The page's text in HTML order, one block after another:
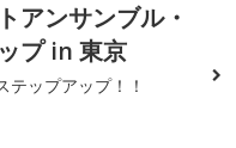
アンサンブル・
プ in 東京
テップアップ！！